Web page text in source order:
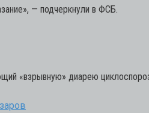
— подчеркнули в ФСБ.
«взрывную» диарею